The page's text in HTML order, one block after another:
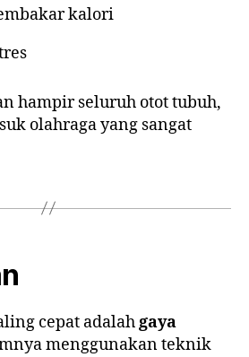
kalori
hampir seluruh otot tubuh,
olahraga yang sangat
cepat adalah gaya
menggunakan teknik